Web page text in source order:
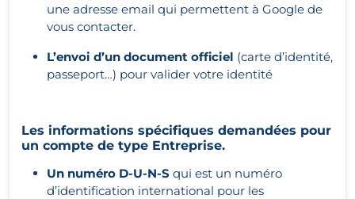
une adresse email qui permettent à Google de
vous contacter.
L’envoi d’un document officiel (carte d’identité,
passeport…) pour valider votre identité
Les informations spécifiques demandées pour
un compte de type Entreprise.
Un numéro D-U-N-S qui est un numéro
d’identification international pour les